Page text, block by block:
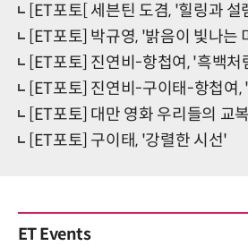
[ET포토[ 세븐틴 도겸, '힐링과 설
[ET포토] 박규영, '밝음이 빛나는
[ET포토] 진연비-항첩여, '흑백
[ET포토] 진연비-구이태-항첩여, '내한한 우
[ET포토] 대만 영화 우리들의 교
[ET포토] 구이태, '강렬한 시선'
ET Events